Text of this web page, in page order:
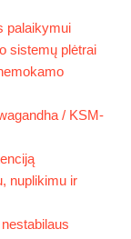
palaikymui
sistemų plėtrai
/ KSM-
nuplikimu ir